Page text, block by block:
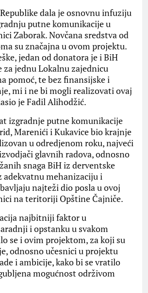
dala je osnovnu infuziju
putne komunikacije u
Zaborak. Novčana sredstva od
su značajna u ovom projektu.
jedan od donatora je i BiH
za jednu Lokalnu zajednicu
pomoć, te bez finansijske i
mi i ne bi mogli realizovati ovaj
je Fadil Alihodžić.
izgradnje putne komunikacije
Marenići i Kukavice bio krajnje
u odredjenom roku, najveći
glavnih radova, odnosno
snaga BiH iz derventske
adekvatnu mehanizaciju i
najteži dio posla u ovoj
na teritoriji Opštine Čajniče.
najbitniji faktor u
i opstanku u svakom
se i ovim projektom, za koji su
odnosno učesnici u projektu
i ambicije, kako bi se vratilo
mogućnost održivom